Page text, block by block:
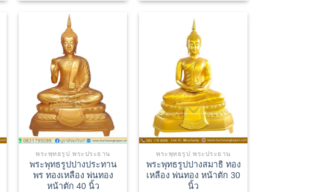
พระพุทธรูป พระประธาน
พระพุทธรูปปางประทาน
พร ทองเหลือง พ่นทอง
หน้าตัก 40 นิ้ว
พระพุทธรูป พระประธาน
พระพุทธรูปปางสมาธิ ทอง
เหลือง พ่นทอง หน้าตัก 30
นิ้ว